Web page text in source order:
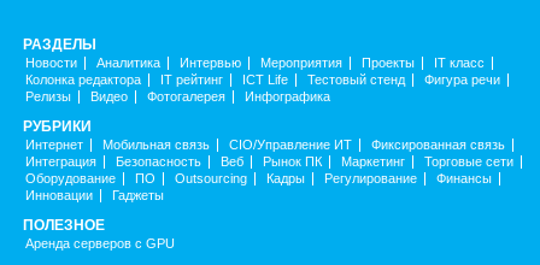
РАЗДЕЛЫ
Новости Аналитика Интервью Мероприятия Проекты
IT класс
Колонка редактора
IT рейтинг ICT Life Тестовый стенд
Фигура речи
Релизы
Видео Фотогалерея Инфографика
РУБРИКИ
Интернет Мобильная связь CIO/Управление ИТ
Фиксированная связь
Интеграция
Безопасность Веб Рынок ПК Маркетинг
Торговые сети
Оборудование
ПО Outsourcing Кадры Регулирование
Финансы
Инновации
Гаджеты
ПОЛЕЗНОЕ
Аренда серверов с GPU